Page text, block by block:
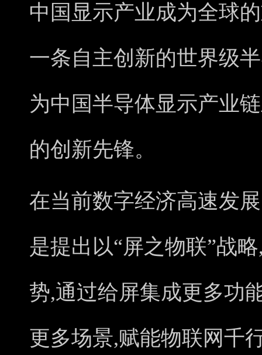
中国显示产业成为全球
一条自主创新的世界级
为中国半导体显示产业
的创新先锋。
在当前数字经济高速发
是提出以“屏之物联”战
势,通过给屏集成更多功
更多场景,赋能物联网千